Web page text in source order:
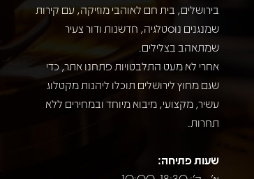
בירושלים, בית חם לאוהבי מוזיקה, עם קירות
שמנגנים נוסטלגיה, חדשנות ודור צעיר
שמתאהב בצלילים.
אחרי לא מעט התלבטויות פתחנו אתר, כדי
שגם מחוץ לירושלים תוכלו ליהנות מקטלוג
עשיר, מקצועי, מיבוא מיוחד ובמחירים ללא
תחרות.
שעות פתיחה: